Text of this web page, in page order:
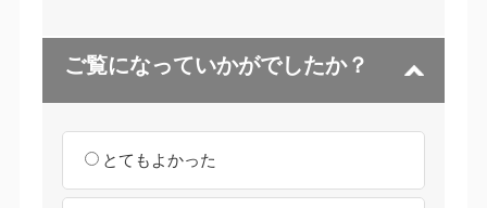
ご覧になっていかがでしたか？
とてもよかった